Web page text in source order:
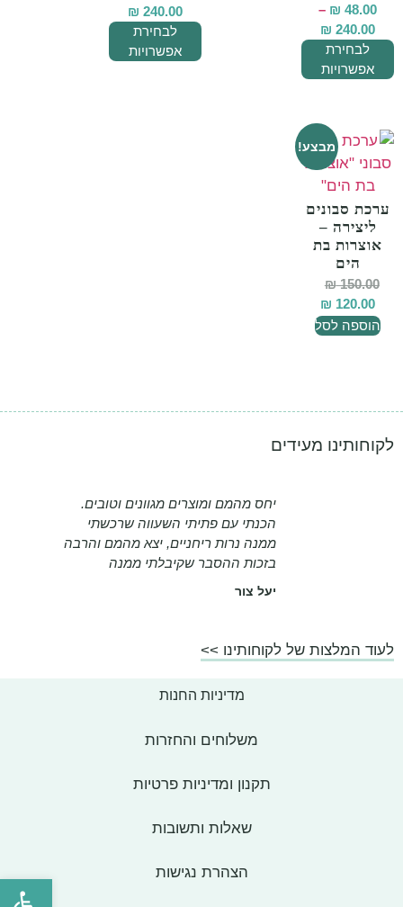
₪ 48.00
–
₪ 240.00
לבחירת
אפשרויות
₪ 240.00
לבחירת
אפשרויות
מבצע!
ערכת סבונים
ליצירה –
אוצרות בת
הים
₪150.00
₪ 120.00
הוספה לסל
לקוחותינו מעידים
יחס מהמם ומוצרים מגוונים וטובים.
הכנתי עם פתיתי השעווה שרכשתי
ממנה נרות ריחניים, יצא מהמם והרבה
בזכות ההסבר שקיבלתי ממנה
יעל צור
לעוד המלצות של לקוחותינו >>
מדיניות החנות
משלוחים והחזרות
תקנון ומדיניות פרטיות
שאלות ותשובות
הצהרת נגישות
פתח